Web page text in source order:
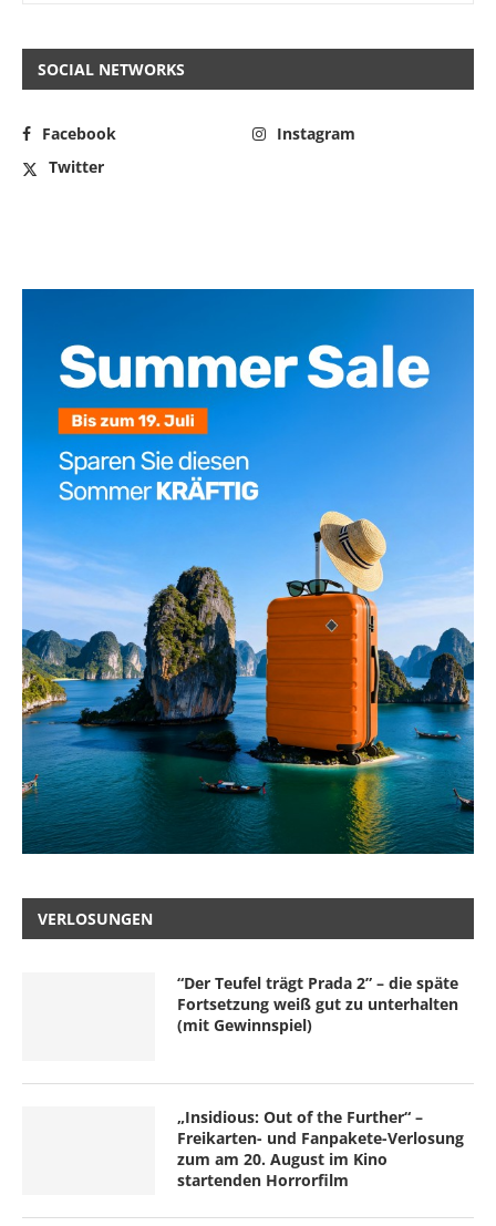
SOCIAL NETWORKS
Facebook
Instagram
Twitter
VERLOSUNGEN
“Der Teufel trägt Prada 2” – die späte
Fortsetzung weiß gut zu unterhalten
(mit Gewinnspiel)
„Insidious: Out of the Further“ –
Freikarten- und Fanpakete-Verlosung
zum am 20. August im Kino
startenden Horrorfilm